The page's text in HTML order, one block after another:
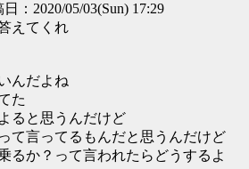
：2020/05/03(Sun) 17:29
えてくれ
んだよね
た
ると思うんだけど
て言ってるもんだと思うんだけど
るか？って言われたらどうするよ